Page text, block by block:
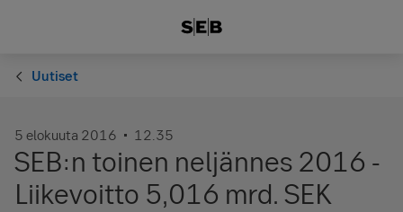
Uutiset
5 elokuuta 2016 12.35
SEB:n toinen neljännes 2016 -
Liikevoitto 5,016 mrd. SEK